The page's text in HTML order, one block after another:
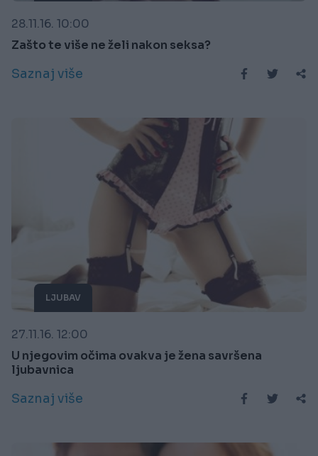
28.11.16. 10:00
Zašto te više ne želi nakon seksa?
Saznaj više
LJUBAV
27.11.16. 12:00
U njegovim očima ovakva je žena savršena
ljubavnica
Saznaj više